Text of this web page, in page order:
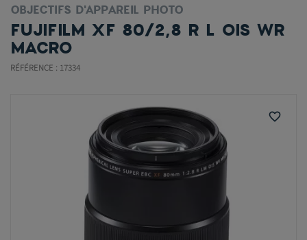
OBJECTIFS D'APPAREIL PHOTO
FUJIFILM XF 80/2,8 R L OIS WR
MACRO
RÉFÉRENCE : 17334
favorite_border